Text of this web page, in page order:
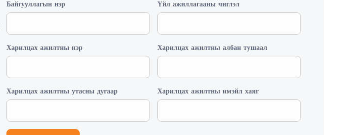
Байгууллагын нэр Үйл ажиллагааны чиглэл
Харилцах ажилтны нэр Харилцах ажилтны албан тушаал
Харилцах ажилтны утасны дугаар Харилцах ажилтны имэйл хаяг